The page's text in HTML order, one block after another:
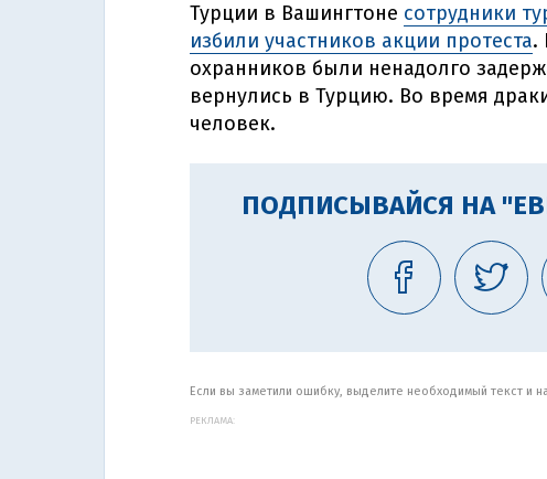
Турции в Вашингтоне сотрудники
избили участников акции протеста.
охранников были ненадолго
вернулись в Турцию. Во время
человек.
ПОДПИСЫВАЙСЯ НА
Если вы заметили ошибку, выделите необходимый текст и
РЕКЛАМА: